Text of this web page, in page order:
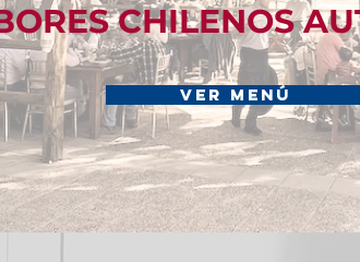
CHILENOS
VER MENÚ